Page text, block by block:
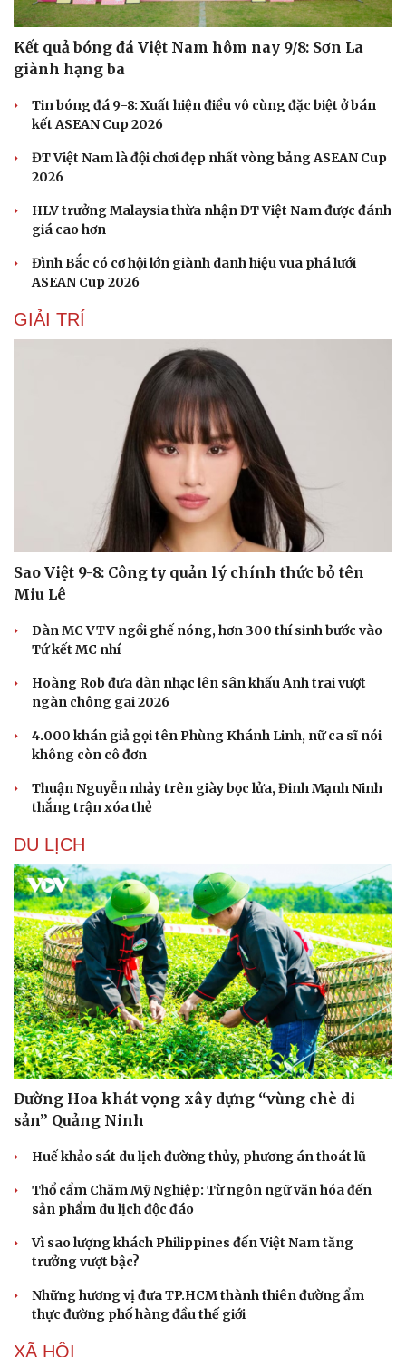
Văn hóa
Văn học
Âm nhạc
Di sản
Sao Việt
Kết quả bóng đá Việt Nam hôm nay 9/8: Sơn La
giành hạng ba
Tin bóng đá 9-8: Xuất hiện điều vô cùng đặc biệt ở bán
kết ASEAN Cup 2026
ĐT Việt Nam là đội chơi đẹp nhất vòng bảng ASEAN Cup
2026
HLV trưởng Malaysia thừa nhận ĐT Việt Nam được đánh
giá cao hơn
Đình Bắc có cơ hội lớn giành danh hiệu vua phá lưới
ASEAN Cup 2026
GIẢI TRÍ
Sao Việt 9-8: Công ty quản lý chính thức bỏ tên
Miu Lê
Dàn MC VTV ngồi ghế nóng, hơn 300 thí sinh bước vào
Tứ kết MC nhí
Hoàng Rob đưa dàn nhạc lên sân khấu Anh trai vượt
ngàn chông gai 2026
4.000 khán giả gọi tên Phùng Khánh Linh, nữ ca sĩ nói
không còn cô đơn
Thuận Nguyễn nhảy trên giày bọc lửa, Đinh Mạnh Ninh
thắng trận xóa thẻ
DU LỊCH
Đường Hoa khát vọng xây dựng “vùng chè di
sản” Quảng Ninh
Huế khảo sát du lịch đường thủy, phương án thoát lũ
Thổ cẩm Chăm Mỹ Nghiệp: Từ ngôn ngữ văn hóa đến
sản phẩm du lịch độc đáo
Vì sao lượng khách Philippines đến Việt Nam tăng
trưởng vượt bậc?
Những hương vị đưa TP.HCM thành thiên đường ẩm
thực đường phố hàng đầu thế giới
XÃ HỘI